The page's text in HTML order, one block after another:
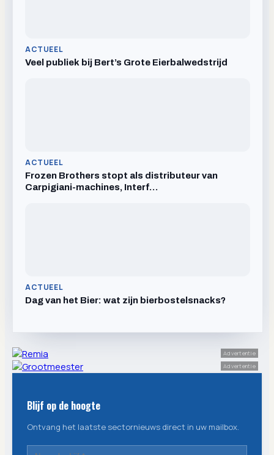
ACTUEEL
Veel publiek bij Bert’s Grote Eierbalwedstrijd
ACTUEEL
Frozen Brothers stopt als distributeur van
Carpigiani-machines, Interf…
ACTUEEL
Dag van het Bier: wat zijn bierbostelsnacks?
Advertentie
Advertentie
Blijf op de hoogte
Ontvang het laatste sectornieuws direct in uw mailbox.